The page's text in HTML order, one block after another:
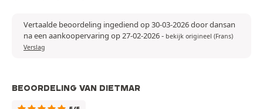
Vertaalde beoordeling ingediend op 30-03-2026 door dansan
na een aankoopervaring op 27-02-2026- bekijk origineel (Frans)
Verslag
BEOORDELING VAN DIETMAR